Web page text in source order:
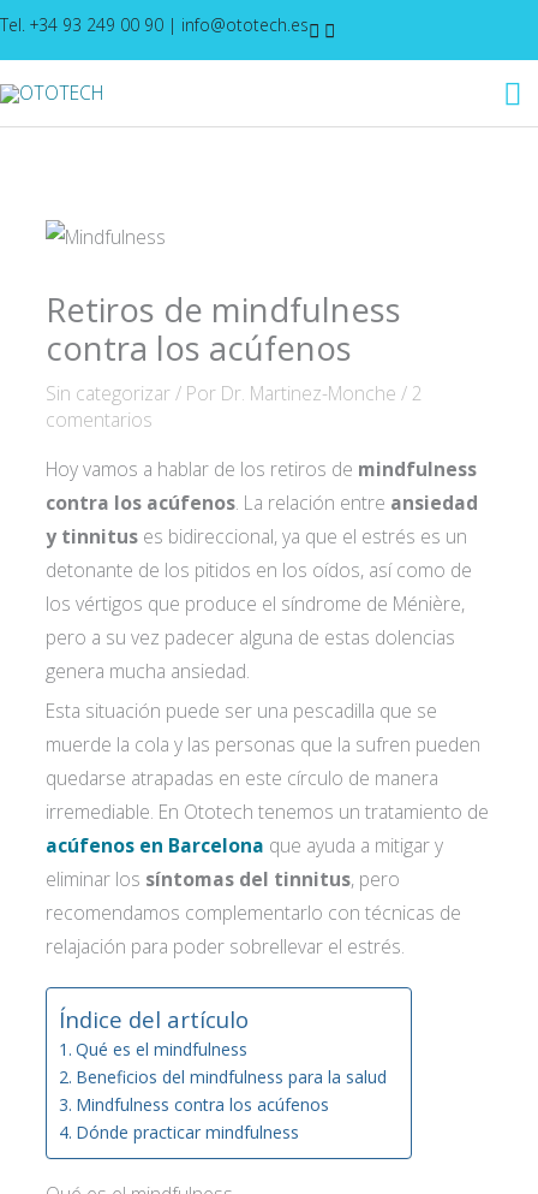
Ir
contenido
Tel. +34 93 249 00 90 | info@ototech.es
Retiros de mindfulness
contra los acúfenos
Sin categorizar/ Por Dr. Martinez-Monche/2
comentarios
Hoy vamos a hablar de los retiros de mindfulness
contra los acúfenos. La relación entre ansiedad
y tinnitus es bidireccional, ya que el estrés es un
detonante de los pitidos en los oídos, así como de
los vértigos que produce el síndrome de Ménière,
pero a su vez padecer alguna de estas dolencias
genera mucha ansiedad.
Esta situación puede ser una pescadilla que se
muerde la cola y las personas que la sufren pueden
quedarse atrapadas en este círculo de manera
irremediable. En Ototech tenemos un tratamiento de
acúfenos en Barcelona que ayuda a mitigar y
eliminar los síntomas del tinnitus, pero
recomendamos complementarlo con técnicas de
relajación para poder sobrellevar el estrés.
Índice del artículo
Qué es el mindfulness
Beneficios del mindfulness para la salud
Mindfulness contra los acúfenos
Dónde practicar mindfulness